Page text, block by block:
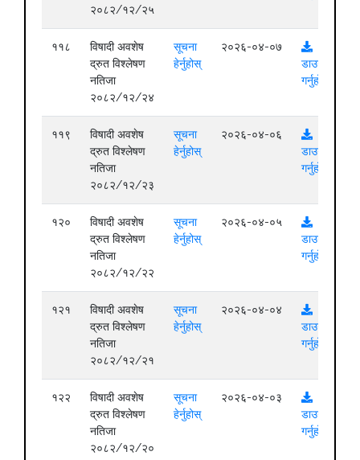
२०८२/१२/२५
११८
विषादी अवशेष
द्रुत विश्लेषण
नतिजा
२०८२/१२/२४
सूचना
हेर्नुहोस्
२०२६-०४-०७
डाउनलोड
गर्नुहोस्
११९
विषादी अवशेष
द्रुत विश्लेषण
नतिजा
२०८२/१२/२३
सूचना
हेर्नुहोस्
२०२६-०४-०६
डाउनलोड
गर्नुहोस्
१२०
विषादी अवशेष
द्रुत विश्लेषण
नतिजा
२०८२/१२/२२
सूचना
हेर्नुहोस्
२०२६-०४-०५
डाउनलोड
गर्नुहोस्
१२१
विषादी अवशेष
द्रुत विश्लेषण
नतिजा
२०८२/१२/२१
सूचना
हेर्नुहोस्
२०२६-०४-०४
डाउनलोड
गर्नुहोस्
१२२
विषादी अवशेष
द्रुत विश्लेषण
नतिजा
२०८२/१२/२०
सूचना
हेर्नुहोस्
२०२६-०४-०३
डाउनलोड
गर्नुहोस्